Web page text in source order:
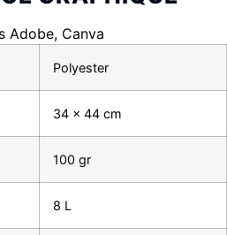
Adobe, Canva
Polyester
34 x 44 cm
100 gr
8 L